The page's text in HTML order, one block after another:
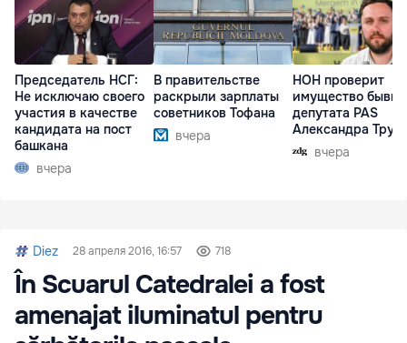
Председатель НСГ:
Не исключаю своего
участия в качестве
кандидата на пост
башкана
вчера
В правительстве
раскрыли зарплаты
советников Тофана
вчера
НОН проверит
имущество
депутата PAS
Александра
вчера
Diez 28 апреля 2016, 16:57 718
În Scuarul Catedralei a fost
amenajat iluminatul pentru